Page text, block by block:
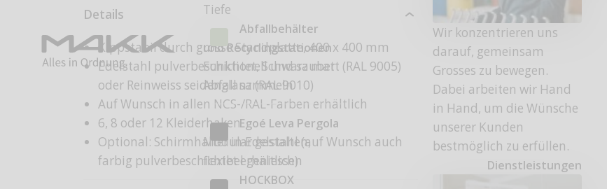
Tiefe
Abfallbehälter
und Recyclingstationen
Funktionell und sauber
Abfall sammeln
Egoé Leva Pergola
Modular gestalten,
flexibel geniessen
HOCKBOX
Wir konzentrieren uns
darauf, gemeinsam
Grosses zu bewegen.
Dabei arbeiten wir Hand
in Hand, um die Wünsche
unserer Kunden
bestmöglich zu erfüllen.
Dienstleistungen
Details
Kippstabil durch grosse Standplatte, 400 x 400 mm
Edelstahl pulverbeschichtet, Schwarz matt (RAL 9005)
oder Reinweiss seidenglanz (RAL 9010)
Auf Wunsch in allen NCS-/RAL-Farben erhältlich
6, 8 oder 12 Kleiderhaken
Optional: Schirmhalter in Edelstahl (auf Wunsch auch
farbig pulverbeschichtet erhältlich)